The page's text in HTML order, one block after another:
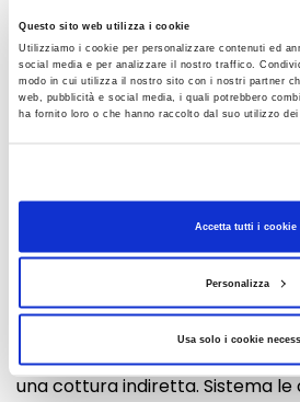
Questo sito web utilizza i cookie
Utilizziamo i cookie per personalizzare contenuti ed
social media e per analizzare il nostro traffico.
modo in cui utilizza il nostro sito con i nostri partner
web, pubblicità e social media, i quali potrebbero
ha fornito loro o che hanno raccolto dal suo utilizzo dei
Accetta tutti i cookie
Personalizza
Usa solo i cookie
evitare che la salsa si attacchi al
Quando la salsa avrà raggiunto
raffreddamento continuerà ad
Accendi la griglia a carbone o a
una cottura indiretta. Sistema le